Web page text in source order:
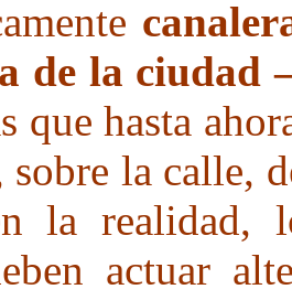
de la ciudad
que hasta
sobre la calle,
la realidad,
actuar